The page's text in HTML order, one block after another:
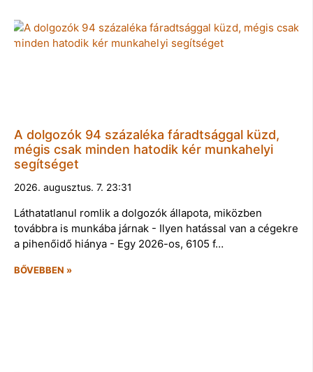
A dolgozók 94 százaléka fáradtsággal küzd,
mégis csak minden hatodik kér munkahelyi
segítséget
2026. augusztus. 7. 23:31
Láthatatlanul romlik a dolgozók állapota, miközben
továbbra is munkába járnak - Ilyen hatással van a cégekre
a pihenőidő hiánya - Egy 2026-os, 6105 f…
BŐVEBBEN »